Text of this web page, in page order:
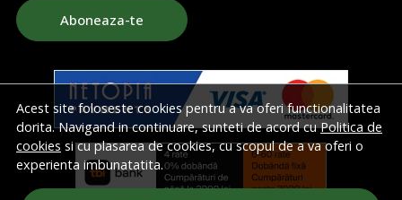
Acest site foloseste cookies pentru a va oferi functionalitatea
dorita. Navigand in continuare, sunteti de acord cuPolitica de
cookies si cu plasarea de cookies, cu scopul de a va oferi o
experienta imbunatatita.
Aboneaza-te